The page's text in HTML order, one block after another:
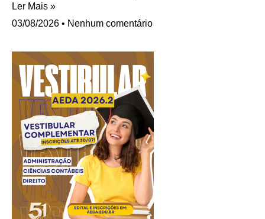
Ler Mais »
03/08/2026
Nenhum comentário